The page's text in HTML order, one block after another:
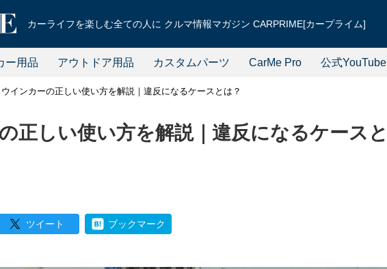
カーライフを楽しむ全ての人に クルマ情報マガジン CARPRIME[カープライム]
ー用品 アウトドア用品 カスタムパーツ CarMe Pro 公式YouTube
ウインカーの正しい使い方を解説｜違反になるケースとは？
正しい使い方を解説｜違反になるケースと
ツイート ブックマーク